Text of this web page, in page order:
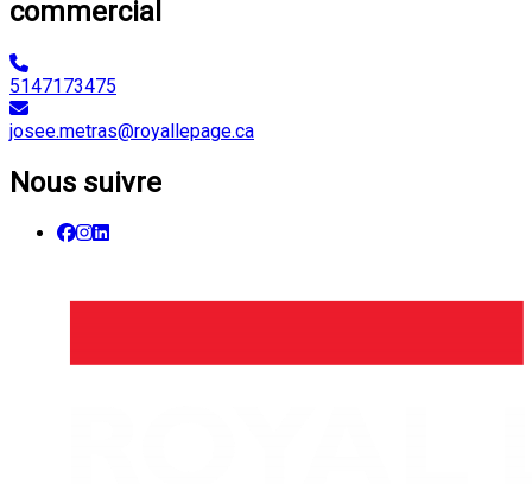
commercial
5147173475
josee.metras@royallepage.ca
Nous suivre